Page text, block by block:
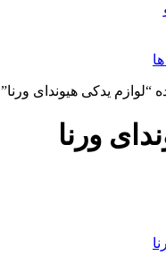
یدکی هیوندای ورنا”
ورنا